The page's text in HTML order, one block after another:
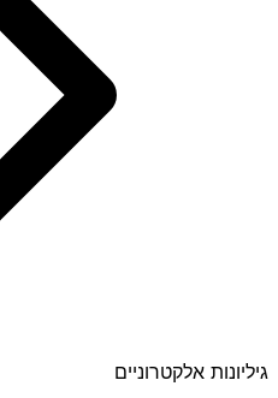
גיליונות אלקטרוניים